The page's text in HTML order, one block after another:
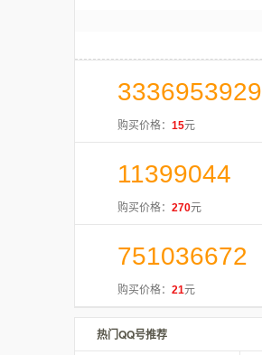
3336953929
购买价格： 15元
11399044
购买价格： 270元
751036672
购买价格： 21元
热门QQ号推荐